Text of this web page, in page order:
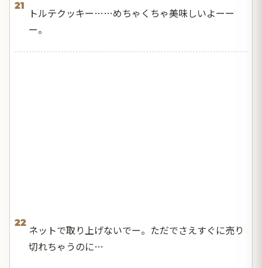
21
トルテクッキー……めちゃくちゃ美味しいよーー
ー。
22
ネットで取り上げないでー。ただでさえすぐに売り
切れちゃうのに…